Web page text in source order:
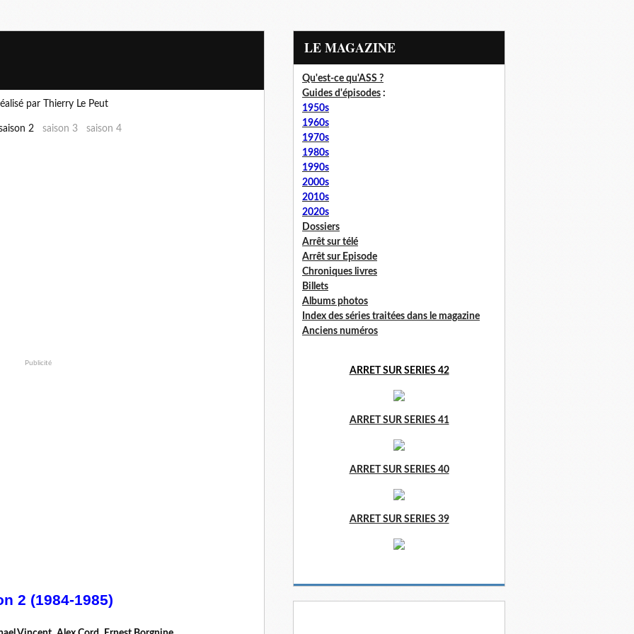
par Thierry Le Peut
2 saison 3 saison 4
Publicité
2 (1984-1985)
LE MAGAZINE
Qu'est-ce qu'ASS ?
Guides d'épisodes :
1950s
1960s
1970s
1980s
1990s
2000s
2010s
2020s
Dossiers
Arrêt sur télé
Arrêt sur Episode
Chroniques livres
Billets
Albums photos
Index des séries traitées dans le magazine
Anciens numéros
ARRET SUR SERIES 42
ARRET SUR SERIES 41
ARRET SUR SERIES 40
ARRET SUR SERIES 39